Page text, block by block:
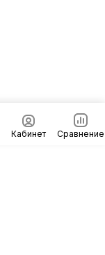
Кабинет Сравнение